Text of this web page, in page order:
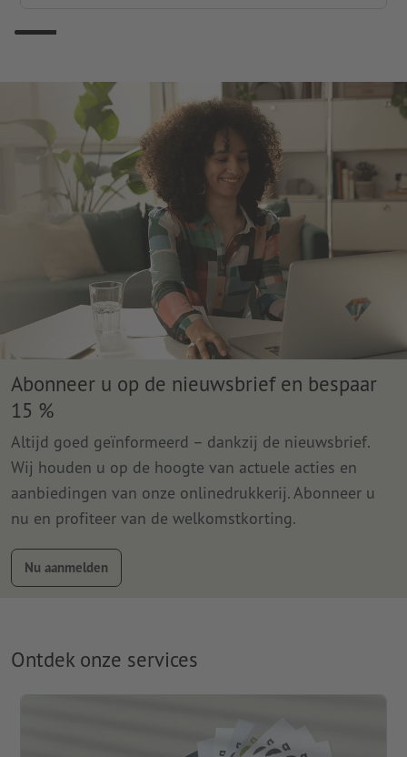
Abonneer u op de nieuwsbrief en bespaar
15 %
Altijd goed geïnformeerd – dankzij de nieuwsbrief.
Wij houden u op de hoogte van actuele acties en
aanbiedingen van onze onlinedrukkerij. Abonneer u
nu en profiteer van de welkomstkorting.
Nu aanmelden
Ontdek onze services